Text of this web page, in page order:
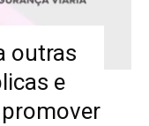
outras
e